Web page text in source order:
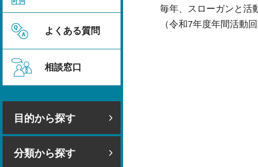
よくある質問
相談窓口
目的から探す
分類から探す
毎年、スローガンと活
（令和7年度年間活動